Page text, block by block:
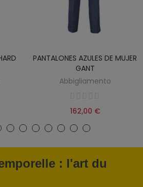
PANTALONES AZULES DE MUJER
GANT
Abbigliamento
162,00 €
: l'art du